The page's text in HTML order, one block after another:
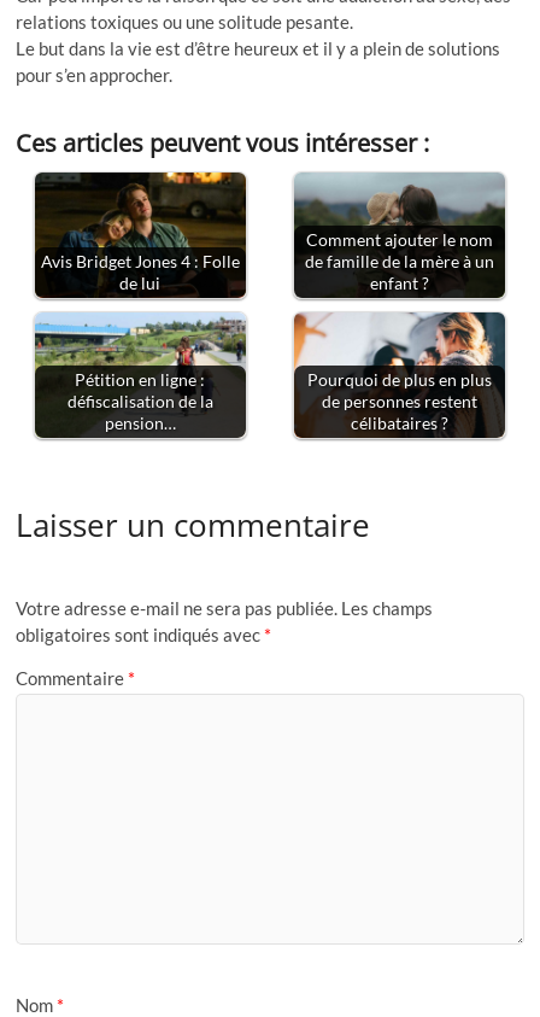
relations toxiques ou une solitude pesante.
Le but dans la vie est d’être heureux et il y a plein de solutions
pour s’en approcher.
Ces articles peuvent vous intéresser :
Avis Bridget Jones 4 : Folle
de lui
Comment ajouter le nom
de famille de la mère à un
enfant ?
Pétition en ligne :
défiscalisation de la
pension…
Pourquoi de plus en plus
de personnes restent
célibataires ?
Laisser un commentaire
Votre adresse e-mail ne sera pas publiée. Les champs
obligatoires sont indiqués avec *
Commentaire *
Nom *